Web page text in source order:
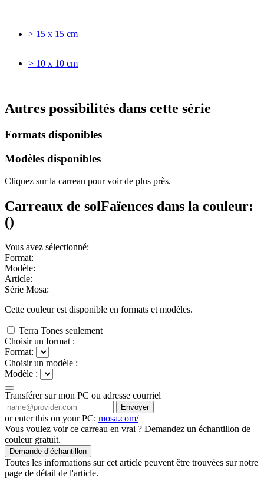
> 15 x 15 cm
> 10 x 10 cm
Autres possibilités dans cette série
Formats disponibles
Modèles disponibles
Cliquez sur la carreau pour voir de plus près.
Carreaux de solFaïences dans la couleur:
()
Vous avez sélectionné:
Format:
Modèle:
Article:
Série Mosa:
Cette couleur est disponible en formats et modèles.
Terra Tones seulement
Choisir un format :
Format:
Choisir un modèle :
Modèle :
Transférer sur mon PC ou adresse courriel
Envoyer
or enter this on your PC: mosa.com/
Vous voulez voir ce carreau en vrai ? Demandez un échantillon de
couleur gratuit.
Demande d’échantillon
Toutes les informations sur cet article peuvent être trouvées sur notre
page de détail de l'article.